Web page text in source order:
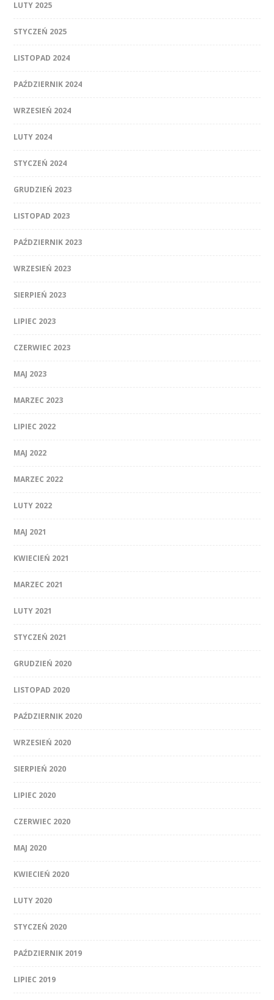
LUTY 2025
STYCZEŃ 2025
LISTOPAD 2024
PAŹDZIERNIK 2024
WRZESIEŃ 2024
LUTY 2024
STYCZEŃ 2024
GRUDZIEŃ 2023
LISTOPAD 2023
PAŹDZIERNIK 2023
WRZESIEŃ 2023
SIERPIEŃ 2023
LIPIEC 2023
CZERWIEC 2023
MAJ 2023
MARZEC 2023
LIPIEC 2022
MAJ 2022
MARZEC 2022
LUTY 2022
MAJ 2021
KWIECIEŃ 2021
MARZEC 2021
LUTY 2021
STYCZEŃ 2021
GRUDZIEŃ 2020
LISTOPAD 2020
PAŹDZIERNIK 2020
WRZESIEŃ 2020
SIERPIEŃ 2020
LIPIEC 2020
CZERWIEC 2020
MAJ 2020
KWIECIEŃ 2020
LUTY 2020
STYCZEŃ 2020
PAŹDZIERNIK 2019
LIPIEC 2019